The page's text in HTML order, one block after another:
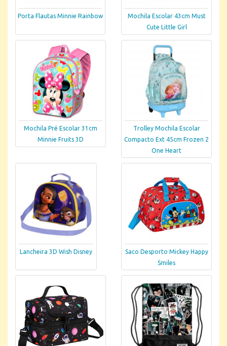
Porta Flautas Minnie Rainbow
Mochila Escolar 43cm Must
Cute Little Girl
Mochila Pré Escolar 31cm
Minnie Fruits 3D
Trolley Mochila Escolar
Compacto Ext 45cm Frozen 2
One Heart
Lancheira 3D Wish Disney
Saco Desporto Mickey Happy
Smiles